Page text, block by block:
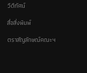
วีดีทัศน์
สื่อสิ่งพิมพ์
ตราสัญลักษณ์คณะฯ